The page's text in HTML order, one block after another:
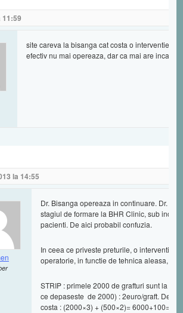
11:59
site careva la bisanga cat costa o interventie?
efectiv nu mai opereaza, dar ca mai are inca
la 14:55
Dr. Bisanga opereaza in continuare. Dr.
stagiul de formare la BHR Clinic, sub
pacienti. De aici probabil confuzia.
In ceea ce priveste preturile, o interventie
operatorie, in functie de tehnica aleasa,
STRIP : primele 2000 de grafturi sunt la
ce depaseste de 2000) : 2euro/graft. De
costa : (2000×3) + (500×2)=